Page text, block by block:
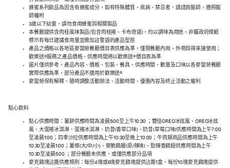
蜂蜜系列飲品為因含有蜂蜜成分，如有特殊體質、疾病、禁忌者，請諮詢醫師，遵照醫
師囑咐
3歲以下幼童，請勿食用蜂蜜與相關製品
本餐廳提供含肉桂風味製品(包含肉桂捲、卡布奇諾)，均以調味為用途，非屬政府規範
標示有每日建議食用量並需加註警語的產品型態
產品之價格以各地區麥當勞餐廳價目表供應為準，僅限餐廳內用、外帶與得來速使用；
歡樂送®服務之產品價格、供應時間將以歡樂送®價目表為準
圖片僅供參考，產品內容、價格、包裝、餐具、供應時間、數量及口味以各麥當勞餐廳
實際供應為準，部分產品不適用於歡樂送®
麥當勞保有解釋、隨時調整活動辦法、活動時間、優惠內容及終止活動之權利
點心飲料
點心供應時間：薯餅供應時間為凌晨5:00至上午10:30 ；雙倍OREO冰炫風、OREO冰炫
風、大蛋捲冰淇淋、蛋捲冰淇淋、奶昔(香草口味)、奶昔(草莓口味)供應時間為上午7:00
至凌晨1:00；四季沙拉供應時間為上午10:30至晚上10:00；牛肉類商品供應時間為上午
10:30至凌晨1:00；薯條(大/中/小)、麥脆鷄腿(原/辣味)、勁辣香鷄翅供應時間為上午
10:30至凌晨5:00 ；部分餐廳未供應，或僅供應部分品項
麥克鷄塊沾醬供應規則：每份4塊或6塊麥克鷄塊提供沾醬1盒、每份10塊麥克鷄塊提供